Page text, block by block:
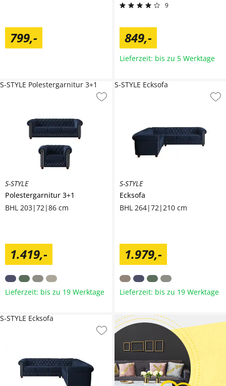
799,-
9
849,-
Lieferzeit: bis zu 5 Werktage
S-STYLE
Polestergarnitur 3+1
BHL 203|72|86 cm
1.419,-
S-STYLE Polestergarnitur 3+1
Lieferzeit: bis zu 19 Werktage
S-STYLE
Ecksofa
BHL 264|72|210 cm
1.979,-
S-STYLE Ecksofa
Lieferzeit: bis zu 19 Werktage
S-STYLE Ecksofa